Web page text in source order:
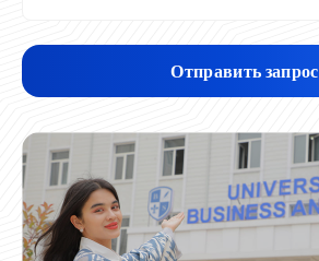
Отправить запрос